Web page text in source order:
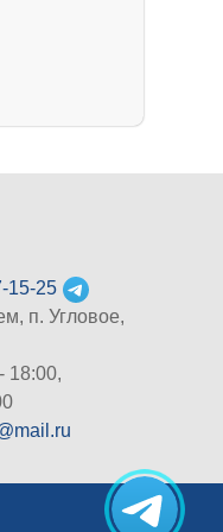
15-25
п. Угловое,
18:00,